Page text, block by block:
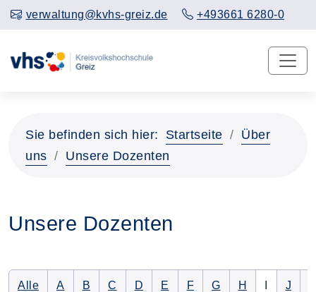
verwaltung@kvhs-greiz.de +493661 6280-0
Sie befinden sich hier: Startseite
Über
uns
Unsere Dozenten
Unsere Dozenten
AlleAlle Dozenten auflisten
Nur Dozenten mit folgendem
A Nur Dozenten mit folgendem
B Nur Dozenten mit folgendem
C Nur Dozenten mit folgendem
D Nur Dozenten mit
E Nur Dozenten mit
F Nur Dozenten mit
G Nur
H Es gibt
Nur
J